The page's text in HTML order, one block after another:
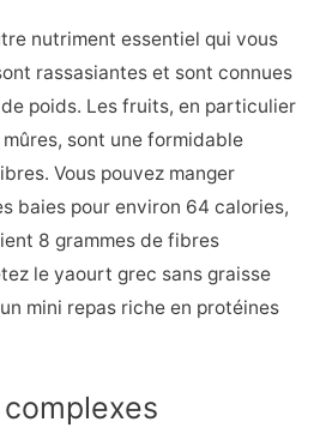
nutriment essentiel qui vous
rassasiantes et sont connues
poids. Les fruits, en particulier
sont une formidable
Vous pouvez manger
baies pour environ 64 calories,
8 grammes de fibres
le yaourt grec sans graisse
mini repas riche en protéines